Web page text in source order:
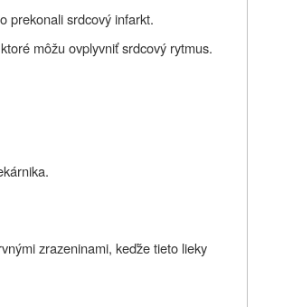
prekonali srdcový infarkt.
môžu ovplyvniť srdcový rytmus.
zrazeninami, keďže tieto lieky